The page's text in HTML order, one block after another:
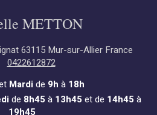
METTON
63115 Mur-sur-Allier France
0422612872
Mardide 9h à 18h
de 8h45 à 13h45 et de 14h45 à
19h45